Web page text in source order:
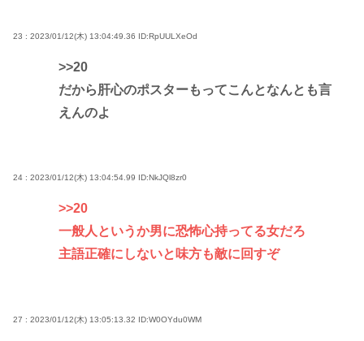
23 : 2023/01/12(木) 13:04:49.36 ID:RpUULXeOd
>>20
だから肝心のポスターもってこんとなんとも言
えんのよ
24 : 2023/01/12(木) 13:04:54.99 ID:NkJQl8zr0
>>20
一般人というか男に恐怖心持ってる女だろ
主語正確にしないと味方も敵に回すぞ
27 : 2023/01/12(木) 13:05:13.32 ID:W0OYdu0WM